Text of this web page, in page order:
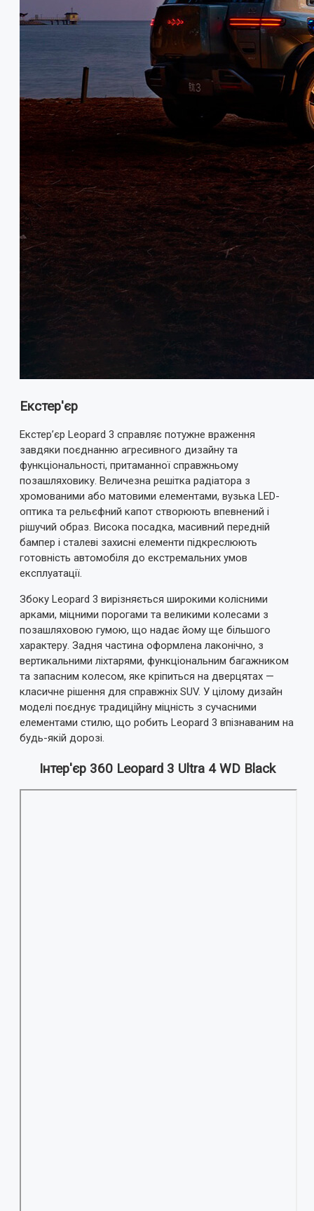
Екстер'єр
Екстер’єр Leopard 3 справляє потужне враження
завдяки поєднанню агресивного дизайну та
функціональності, притаманної справжньому
позашляховику. Величезна решітка радіатора з
хромованими або матовими елементами, вузька LED-
оптика та рельєфний капот створюють впевнений і
рішучий образ. Висока посадка, масивний передній
бампер і сталеві захисні елементи підкреслюють
готовність автомобіля до екстремальних умов
експлуатації.
Збоку Leopard 3 вирізняється широкими колісними
арками, міцними порогами та великими колесами з
позашляховою гумою, що надає йому ще більшого
характеру. Задня частина оформлена лаконічно, з
вертикальними ліхтарями, функціональним багажником
та запасним колесом, яке кріпиться на дверцятах —
класичне рішення для справжніх SUV. У цілому дизайн
моделі поєднує традиційну міцність з сучасними
елементами стилю, що робить Leopard 3 впізнаваним на
будь-якій дорозі.
Інтер'єр 360 Leopard 3 Ultra 4 WD Black